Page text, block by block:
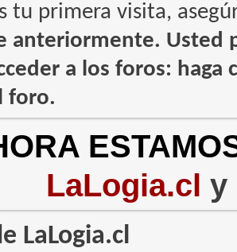
tu primera visita,
anteriormente. Usted
a los foros: haga
foro.
LaLogia.cl y
LaLogia.cl